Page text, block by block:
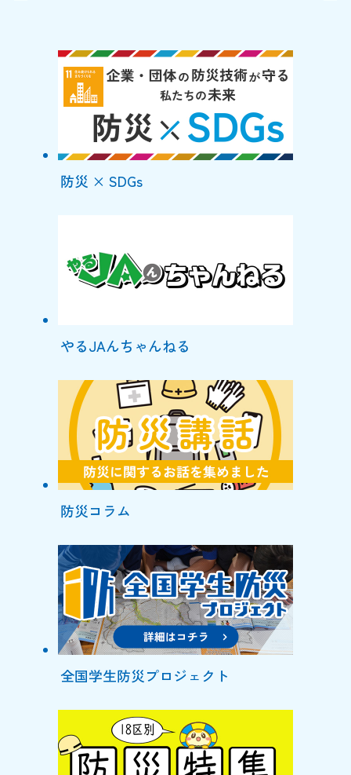
防災 × SDGs
やるJAんちゃんねる
防災コラム
全国学生防災プロジェクト